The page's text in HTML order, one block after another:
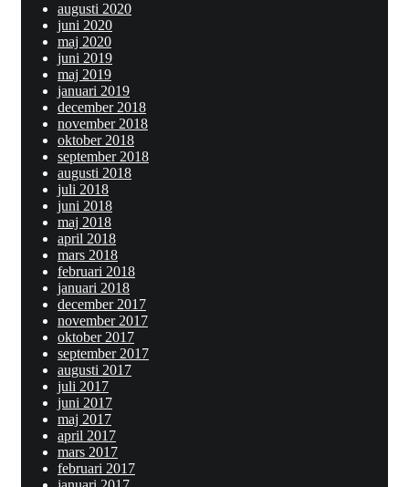
augusti 2020
juni 2020
maj 2020
juni 2019
maj 2019
januari 2019
december 2018
november 2018
oktober 2018
september 2018
augusti 2018
juli 2018
juni 2018
maj 2018
april 2018
mars 2018
februari 2018
januari 2018
december 2017
november 2017
oktober 2017
september 2017
augusti 2017
juli 2017
juni 2017
maj 2017
april 2017
mars 2017
februari 2017